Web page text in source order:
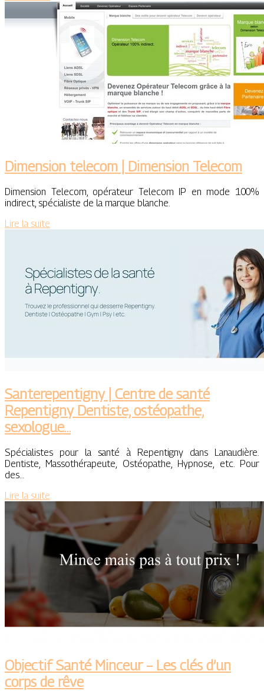
Dimension telecom | Dimension Telecom
Dimension Telecom, opérateur Telecom IP en mode 100%
indirect, spécialiste de la marque blanche.
Lire la suite
San­tere­pen­tigny | Centre de santé
Repentigny Dentiste, ostéopathe,
sexologue…
Spécialistes pour la santé à Repentigny dans Lanaudière.
Dentiste, Massothérapeute, Ostéopathe, Hypnose, etc. Pour
des…
Lire la suite
Objectif Santé Minceur – Les clés d’un
corps de rêve